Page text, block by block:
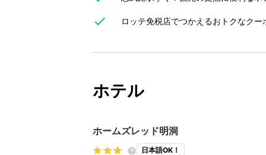
ロッテ免税店でつかえるおトクなク
ホテル
ホームズレッド明洞
日本語OK！